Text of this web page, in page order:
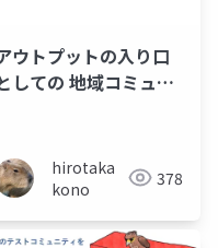
ウトプットの入り口
しての 地域コミュニ
hirotaka
kono
378